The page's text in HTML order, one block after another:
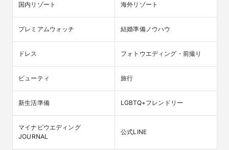
国内リゾート 海外リゾート
プレミアムウォッチ 結婚準備ノウハウ
ドレス フォトウエディング・前撮り
ビューティ 旅行
新生活準備 LGBTQ+フレンドリー
マイナビウエディング
JOURNAL
公式LINE